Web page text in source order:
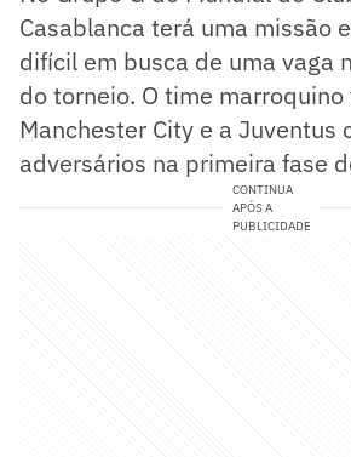
Casablanca terá uma missão
difícil em busca de uma vaga
do torneio. O time marroquino
Manchester City e a Juventus
adversários na primeira fase
CONTINUA
APÓS A
PUBLICIDADE